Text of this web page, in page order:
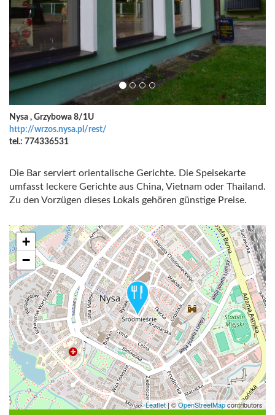
Nysa , Grzybowa 8/1U
http://wrzos.nysa.pl/rest/
tel.: 774336531
Die Bar serviert orientalische Gerichte. Die Speisekarte
umfasst leckere Gerichte aus China, Vietnam oder Thailand.
Zu den Vorzügen dieses Lokals gehören günstige Preise.
+
−
Leaflet |©OpenStreetMapcontributors